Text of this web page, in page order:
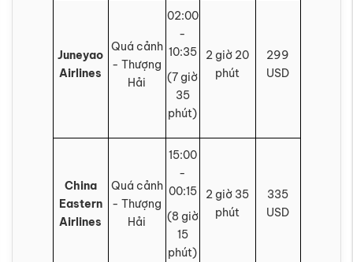
Juneyao
Airlines
Quá cảnh
- Thượng
Hải
02:00
-
10:35
(7 giờ
35
phút)
2 giờ 20
phút
299
USD
China
Eastern
Airlines
Quá cảnh
- Thượng
Hải
15:00
-
00:15
(8 giờ
15
phút)
2 giờ 35
phút
335
USD